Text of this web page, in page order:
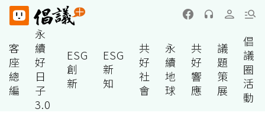
客
座
總
編
永
續
好
日
子
3.0
ESG
創
新
ESG
新
知
共
好
社
會
永
續
地
球
共
好
響
應
議
題
策
展
倡
議
圈
活
動